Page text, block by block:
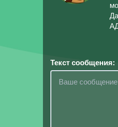
Текст сообщения: